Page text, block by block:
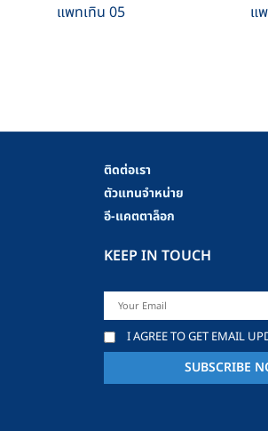
แพทเทิน 05 แ
ติดต่อเรา
ตัวแทนจำหน่าย
อี-แคตตาล็อก
KEEP IN TOUCH
I AGREE TO GET EMAIL